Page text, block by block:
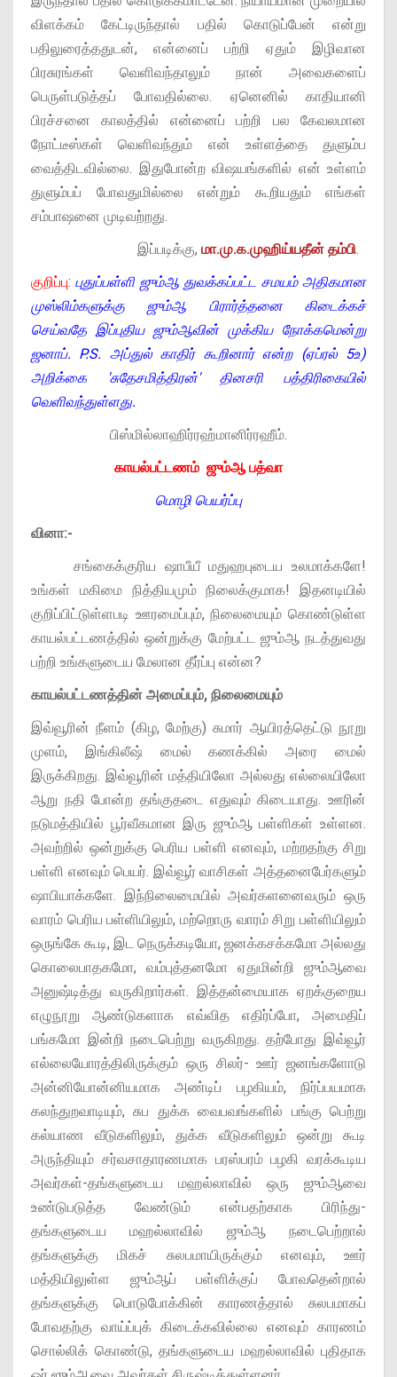
விளக்கம் கேட்டிருந்தால் பதில் கொடுப்பேன் என்று
பதிலுரைத்ததுடன், என்னைப் பற்றி ஏதும் இழிவான
பிரசுரங்கள் வெளிவந்தாலும் நான் அவைகளைப்
பெருள்படுத்தப் போவதில்லை. ஏனெனில் காதியானி
பிரச்சனை காலத்தில் என்னைப் பற்றி பல கேவலமான
நோட்டீஸ்கள் வெளிவந்தும் என் உள்ளத்தை துளும்ப
வைத்திடவில்லை. இதுபோன்ற விஷயங்களில் என் உள்ளம்
துளும்பப் போவதுமில்லை என்றும் கூறியதும் எங்கள்
சம்பாஷனை முடிவற்றது.
இப்படிக்கு, மா.மு.க.முஹிய்யதீன் தம்பி.
குறிப்பு: புதுப்பள்ளி ஜும்ஆ துவக்கப்பட்ட சமயம் அதிகமான
முஸ்லிம்களுக்கு ஜும்ஆ பிரார்த்தனை கிடைக்கச்
செய்வதே இப்புதிய ஜும்ஆவின் முக்கிய நோக்கமென்று
ஜனாப். P.S. அப்துல் காதிர் கூறினார் என்ற (ஏப்ரல் 5உ)
அறிக்கை 'சுதேசமித்திரன்' தினசரி பத்திரிகையில்
வெளிவந்துள்ளது.
பிஸ்மில்லாஹிர்ரஹ்மானிர்ரஹீம்.
காயல்பட்டணம் ஜும்ஆ பத்வா
மொழி பெயர்ப்பு
வினா:-
சங்கைக்குரிய ஷாபீயீ மதுஹபுடைய உலமாக்களே!
உங்கள் மகிமை நித்தியமும் நிலைக்குமாக! இதனடியில்
குறிப்பிட்டுள்ளபடி ஊரமைப்பும், நிலைமையும் கொண்டுள்ள
காயல்பட்டணத்தில் ஒன்றுக்கு மேற்பட்ட ஜும்ஆ நடத்துவது
பற்றி உங்களுடைய மேலான தீர்ப்பு என்ன?
காயல்பட்டணத்தின் அமைப்பும், நிலைமையும்
இவ்வூரின் நீளம் (கிழ, மேற்கு) சுமார் ஆயிரத்தெட்டு நூறு
முளம், இங்கிலீஷ் மைல் கணக்கில் அரை மைல்
இருக்கிறது. இவ்வூரின் மத்தியிலோ அல்லது எல்லையிலோ
ஆறு நதி போன்ற தங்குதடை எதுவும் கிடையாது. ஊரின்
நடுமத்தியில் பூர்வீகமான இரு ஜும்ஆ பள்ளிகள் உள்ளன.
அவற்றில் ஒன்றுக்கு பெரிய பள்ளி எனவும், மற்றதற்கு சிறு
பள்ளி எனவும் பெயர். இவ்வூர் வாசிகள் அத்தனைபேர்களும்
ஷாபியாக்களே. இந்நிலைமையில் அவர்களனைவரும் ஒரு
வாரம் பெரிய பள்ளியிலும், மற்றொரு வாரம் சிறு பள்ளியிலும்
ஒருங்கே கூடி, இட நெருக்கடியோ, ஜனக்கசக்கமோ அல்லது
கொலைபாதகமோ, வம்புத்தனமோ ஏதுமின்றி ஜும்ஆவை
அனுஷ்டித்து வருகிறார்கள். இத்தன்மையாக ஏறக்குறைய
எழுநூறு ஆண்டுகளாக எவ்வித எதிர்ப்போ, அமைதிப்
பங்கமோ இன்றி நடைபெற்று வருகிறது. தற்போது இவ்வூர்
எல்லையோரத்திலிருக்கும் ஒரு சிலர்- ஊர் ஜனங்களோடு
அன்னியோன்னியமாக அண்டிப் பழகியம், நிர்ப்பயமாக
கலந்துறவாடியும், சுப துக்க வைபவங்களில் பங்கு பெற்று
கல்யாண வீடுகளிலும், துக்க வீடுகளிலும் ஒன்று கூடி
அருந்தியும் சர்வசாதாரணமாக பரஸ்பரம் பழகி வரக்கூடிய
அவர்கள்-தங்களுடைய மஹல்லாவில் ஒரு ஜும்ஆவை
உண்டுபடுத்த வேண்டும் என்பதற்காக பிரிந்து-
தங்களுடைய மஹல்லாவில் ஜும்ஆ நடைபெற்றால்
தங்களுக்கு மிகச் சுலபமாயிருக்கும் எனவும், ஊர்
மத்தியிலுள்ள ஜும்ஆப் பள்ளிக்குப் போவதென்றால்
தங்களுக்கு பொடுபோக்கின் காரணத்தால் சுலபமாகப்
போவதற்கு வாய்ப்புக் கிடைக்கவில்லை எனவும் காரணம்
சொல்லிக் கொண்டு, தங்களுடைய மஹல்லாவில் புதிதாக